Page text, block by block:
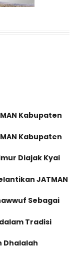
Kabupaten
Kabupaten
Diajak Kyai
JATMAN
Sebagai
Tradisi
Dhalalah